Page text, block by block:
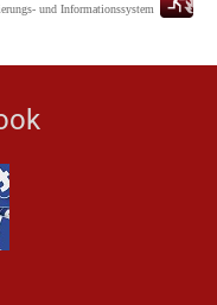
und Informationssystem